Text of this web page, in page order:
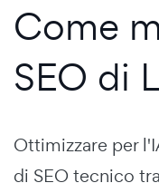
Come
SEO di
Ottimizzare per
di SEO tecnico